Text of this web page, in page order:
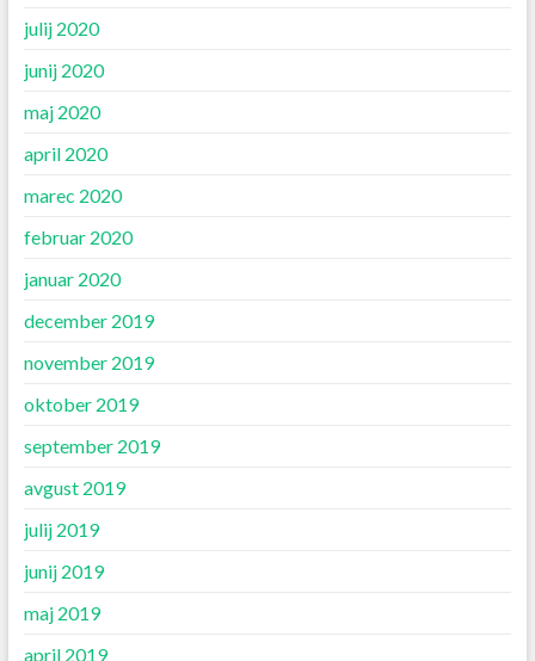
julij 2020
junij 2020
maj 2020
april 2020
marec 2020
februar 2020
januar 2020
december 2019
november 2019
oktober 2019
september 2019
avgust 2019
julij 2019
junij 2019
maj 2019
april 2019